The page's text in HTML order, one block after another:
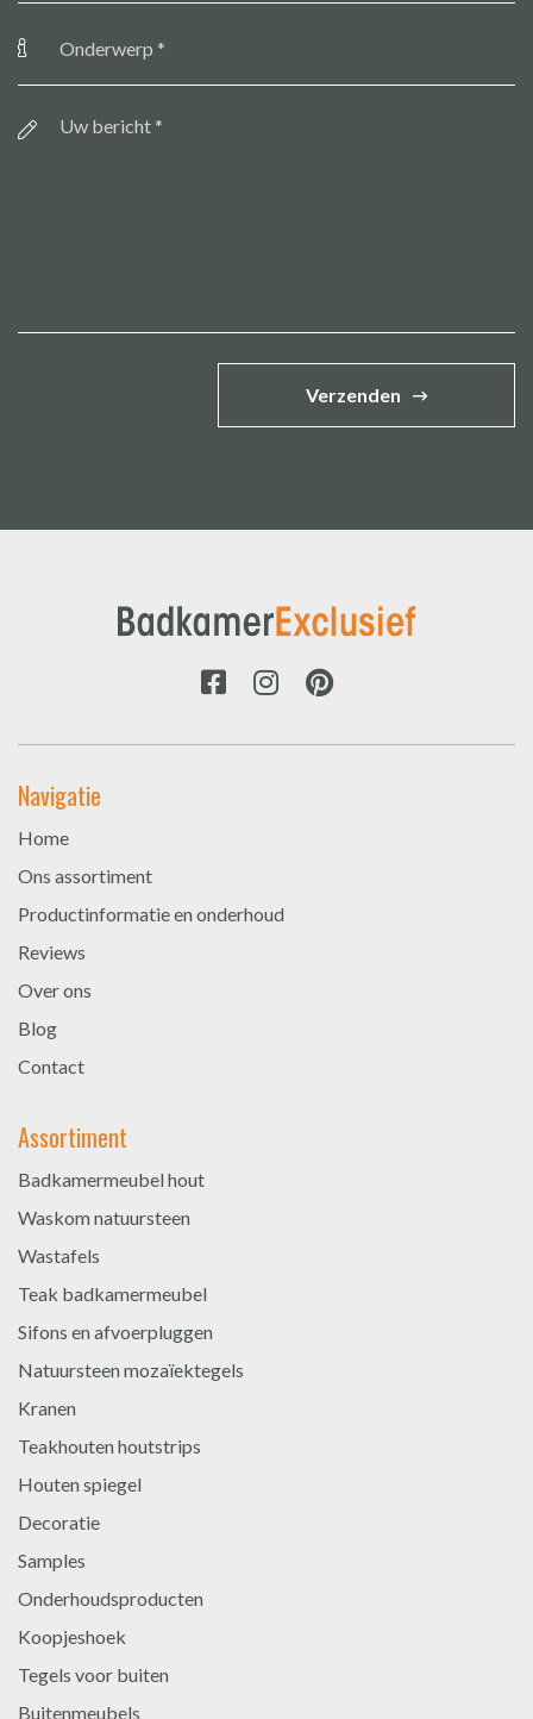
Verzenden
Navigatie
Home
Ons assortiment
Productinformatie en onderhoud
Reviews
Over ons
Blog
Contact
Assortiment
Badkamermeubel hout
Waskom natuursteen
Wastafels
Teak badkamermeubel
Sifons en afvoerpluggen
Natuursteen mozaïektegels
Kranen
Teakhouten houtstrips
Houten spiegel
Decoratie
Samples
Onderhoudsproducten
Koopjeshoek
Tegels voor buiten
Buitenmeubels